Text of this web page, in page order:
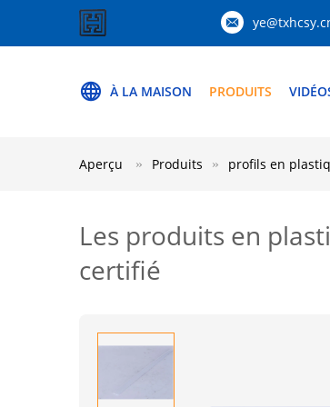
À LA MAISON PRODUITS
Aperçu Produits profils en
Les produits en
certifié